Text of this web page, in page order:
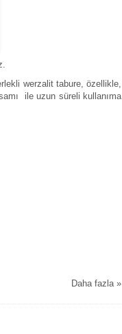
werzalit tabure, özellikle,
ile uzun süreli kullanıma
Daha fazla »